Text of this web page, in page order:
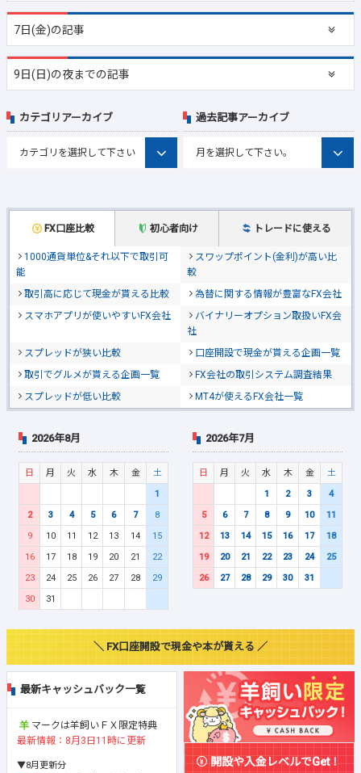
7日(金)の記事
9日(日)の夜までの記事
FX口座比較 初心者向け トレードに使える
1000通貨単位&それ以下で取引可
能
スワップポイント(金利)が高い比
較
取引高に応じて現金が貰える比較
為替に関する情報が豊富なFX会社
スマホアプリが使いやすいFX会社
バイナリーオプション取扱いFX会
社
スプレッドが狭い比較
口座開設で現金が貰える企画一覧
取引でグルメが貰える企画一覧
FX会社の取引システム調査結果
スプレッドが低い比較
MT4が使えるFX会社一覧
カテゴリアーカイブ 過去記事アーカイブ
2026年8月
日 月 火 水 木 金
土
1
2
3 4 5 6 7
8
9
10 11 12 13 14
15
16
17 18 19 20 21
22
23
24 25 26 27 28
29
30
31
2026年7月
日 月 火 水 木 金
土
1
2 3
4
5
6 7 8 9 10
11
12
13 14 15 16 17
18
19
20 21 22 23 24
25
26
27 28 29 30 31
＼ FX口座開設で現金や本が貰える ／
最新キャッシュバック一覧
マークは羊飼いＦＸ限定特典
最新情報：8月3日11時に更新
▼8月更新分
開設や入金レベルでGet！